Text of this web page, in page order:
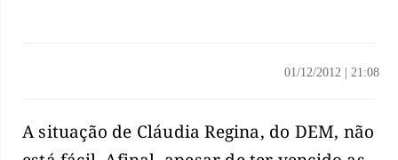
01/12/2012 21:08
A situação de Cláudia Regina, do DEM, não